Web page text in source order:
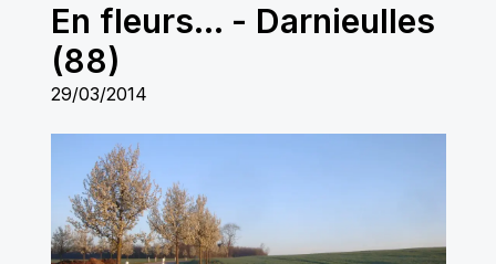
En fleurs... - Darnieulles
(88)
29/03/2014